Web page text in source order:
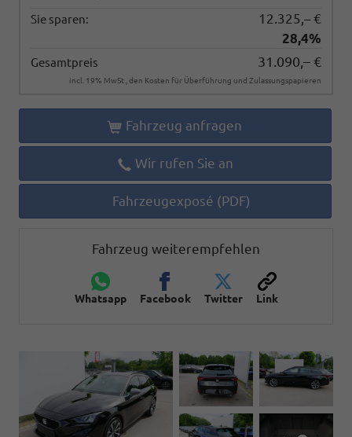
Sie sparen:
12.325,– €
28,4%
Gesamtpreis 31.090,– €
incl. 19% MwSt., den Kosten für Überführung und Zulassungspapieren
Fahrzeug anfragen
Wir rufen Sie an
Fahrzeugexposé (PDF)
Fahrzeug weiterempfehlen
Whatsapp Facebook Twitter Link